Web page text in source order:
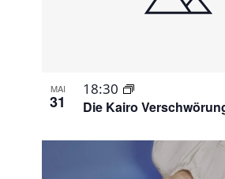
MAI
31 Die Kairo
18:30